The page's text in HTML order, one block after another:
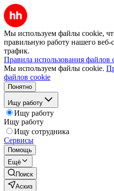
Мы используем файлы cookie,
правильную работу нашего веб-
трафик.
Правила использования файлов
Мы используем файлы cookie.
файлов cookie
Понятно
Ищу работу
Ищу работу
Ищу работу
Ищу сотрудника
Сервисы
Помощь
Ещё
Поиск
Аскиз